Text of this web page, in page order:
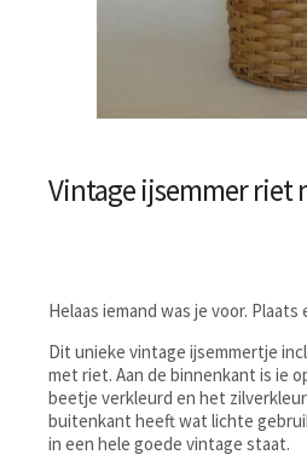
Vintage ijsemmer riet
Helaas iemand was je voor.
Dit unieke vintage ijsemmertje
met riet. Aan de binnenkant is ie
beetje verkleurd en het
buitenkant heeft wat lichte
in een hele goede vintage staat.